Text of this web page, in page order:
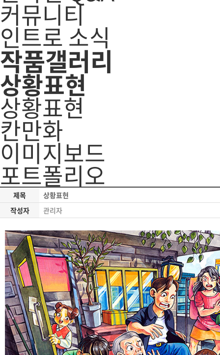
커뮤니티
인트로 소식
작품갤러리
상황표현
상황표현
칸만화
이미지보드
포트폴리오
제목
상황표현
작성자
관리자